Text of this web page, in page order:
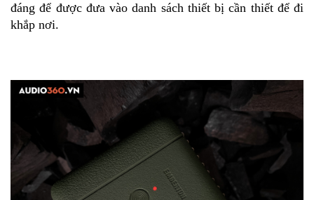
đáng để được đưa vào danh sách thiết bị cần thiết để đi
khắp nơi.